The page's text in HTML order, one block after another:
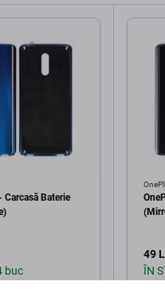
Carcasă Baterie
buc
49
ÎN